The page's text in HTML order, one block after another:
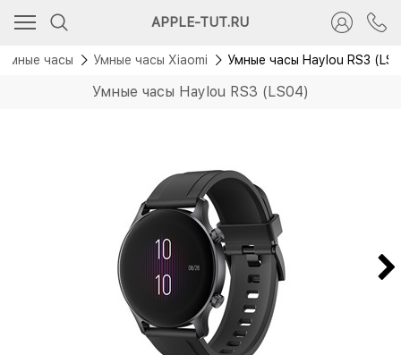
APPLE-TUT.RU
Умные часы Умные часы Xiaomi Умные часы Haylou RS3
Умные часы Haylou RS3 (LS04)
Скидка 500 руб.